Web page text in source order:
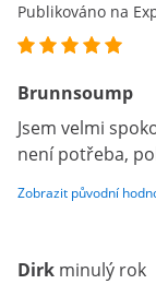
Publikováno na
Brunnsoump
Jsem velmi
není potřeba,
Zobrazit původní
Dirk minulý rok